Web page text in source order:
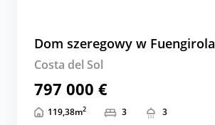
Dom szeregowy w Fuengirola
Costa del Sol
797 000 €
119,38m2 3 3